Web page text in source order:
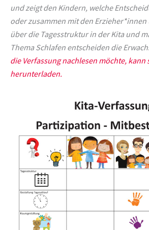
und zeigt den Kindern, welche
oder zusammen mit den
über die Tagesstruktur in der Kita und
Thema Schlafen entscheiden die
die Verfassung nachlesen möchte, kann
herunterladen.